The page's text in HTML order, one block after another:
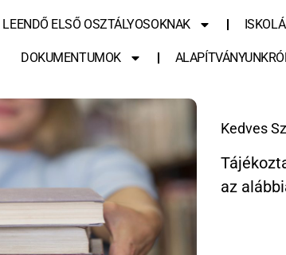
LEENDŐ ELSŐ OSZTÁLYOSOKNAK
DOKUMENTUMOK
Kedves
az